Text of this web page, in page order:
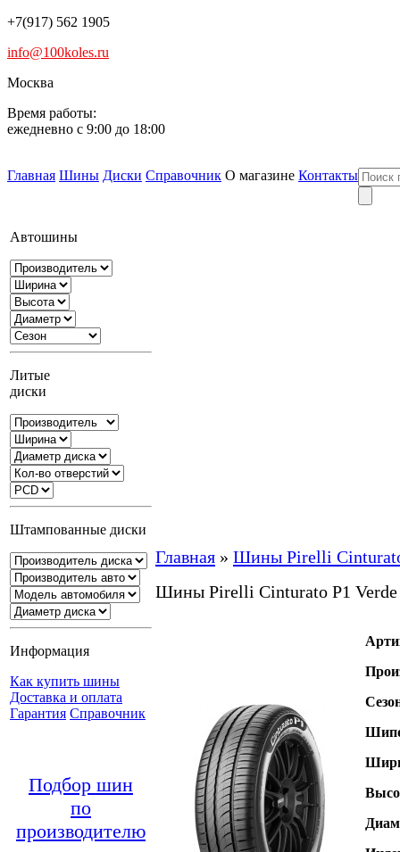
+7(917) 562 1905
info@100koles.ru
Москва
Время работы:
ежедневно с 9:00 до 18:00
Главная Шины Диски Справочник О магазине Контакты
Автошины
Литые
диски
Штампованные диски
Информация
Как купить шины
Доставка и оплата
Гарантия Справочник
Подбор шин
по
производителю
Главная » Шины Pirelli
Шины Pirelli Cinturato P1 Verde